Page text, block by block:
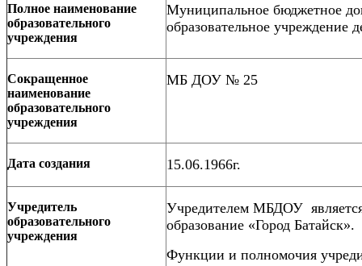
Полное наименование
образовательного
учреждения
Муниципальное бюджетное
образовательное учреждение
Сокращенное
наименование
образовательного
учреждения
МБ ДОУ № 25
Дата создания 15.06.1966г.
Учредитель
образовательного
учреждения
Учредителем МБДОУ
образование «Город Батайск».
Функции и полномочия